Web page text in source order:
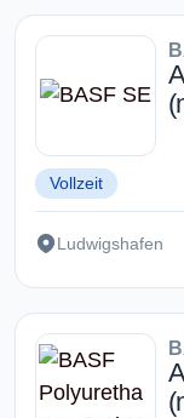
Vollzeit
Ludwigshafen